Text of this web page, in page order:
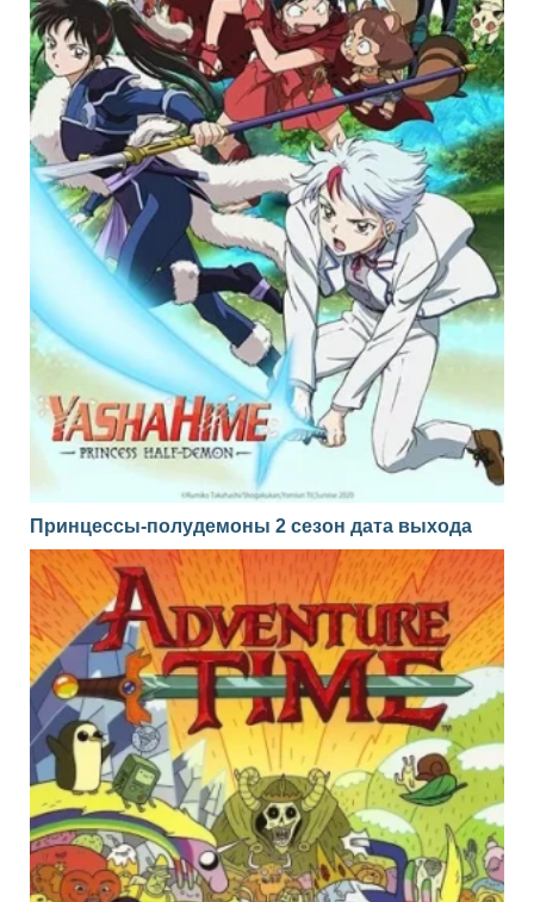
Принцессы-полудемоны 2 сезон дата выхода